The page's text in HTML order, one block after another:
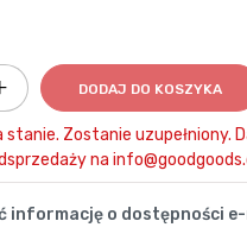
DODAJ DO KOSZYKA
stanie. Zostanie uzupełniony.
na
informację o dostępności